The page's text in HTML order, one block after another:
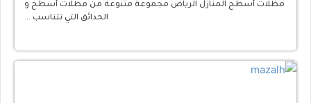
مظلات أسطح المنازل الرياض مجموعة متنوعة من مظلات أسطح و
الحدائق التي تتناسب …